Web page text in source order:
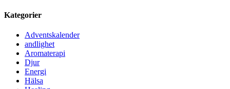
Kategorier
Adventskalender
andlighet
Aromaterapi
Djur
Energi
Hälsa